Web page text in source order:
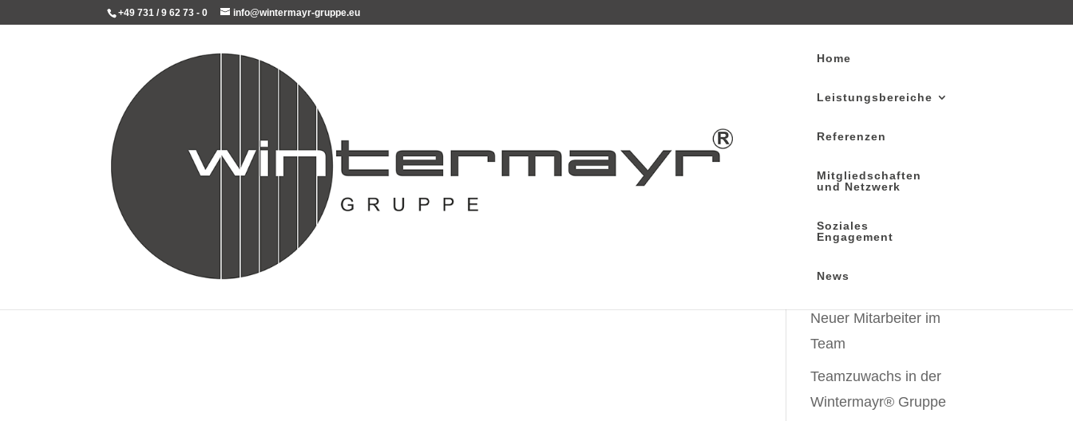
+49 731 / 9 62 73 - 0 info@wintermayr-gruppe.eu
Home
Leistungsbereiche
Referenzen
Mitgliedschaften
und Netzwerk
Soziales
Engagement
News
Wintermayr Gruppe lädt ins Schwörhaus Ulm
Apr. 2, 2019 News
CI – Club der Industrie Ulm News + Presse Wintermayr Referent im Schwörhaus Ulm – Einmal im
Monat Wirtschaftsstammtisch Einmal im Monat trifft sich der Clubs der Industrie Ulm zu einem
gemeinsamen Wirtschaftsstammtisch. Am 13.03.2019, begrüßen diesmal wir...
Beleuchtungsmodernisi
Neuer Mitarbeiter im
Team
Teamzuwachs in der
Wintermayr® Gruppe